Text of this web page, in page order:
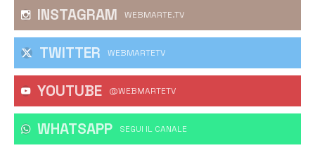
INSTAGRAM WEBMARTE.TV
TWITTER WEBMARTETV
YOUTUBE @WEBMARTETV
WHATSAPP ‎SEGUI IL CANALE